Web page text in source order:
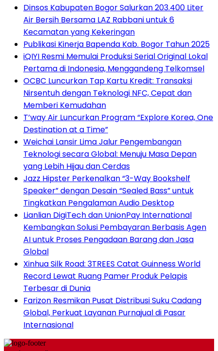
Dinsos Kabupaten Bogor Salurkan 203.400 Liter
Air Bersih Bersama LAZ Rabbani untuk 6
Kecamatan yang Kekeringan
Publikasi Kinerja Bapenda Kab. Bogor Tahun 2025
iQIYI Resmi Memulai Produksi Serial Original Lokal
Pertama di Indonesia, Menggandeng Telkomsel
OCBC Luncurkan Tap Kartu Kredit: Transaksi
Nirsentuh dengan Teknologi NFC, Cepat dan
Memberi Kemudahan
T’way Air Luncurkan Program “Explore Korea, One
Destination at a Time”
Weichai Lansir Lima Jalur Pengembangan
Teknologi secara Global: Menuju Masa Depan
yang Lebih Hijau dan Cerdas
Jazz Hipster Perkenalkan “3-Way Bookshelf
Speaker” dengan Desain “Sealed Bass” untuk
Tingkatkan Pengalaman Audio Desktop
Lianlian DigiTech dan UnionPay International
Kembangkan Solusi Pembayaran Berbasis Agen
AI untuk Proses Pengadaan Barang dan Jasa
Global
Xinhua Silk Road: 3TREES Catat Guinness World
Record Lewat Ruang Pamer Produk Pelapis
Terbesar di Dunia
Farizon Resmikan Pusat Distribusi Suku Cadang
Global, Perkuat Layanan Purnajual di Pasar
Internasional